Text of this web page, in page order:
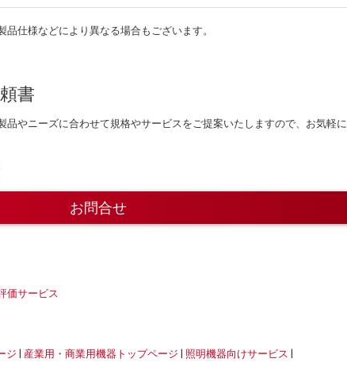
仕様などにより異なる場合もございます。
書
品やニーズに合わせて規格やサービスをご提案いたしますので、お気軽に
お問合せ
価サービス
ジ |産業用・商業用機器トップページ | 照明機器向けサービス |